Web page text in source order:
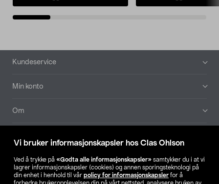
Vi bruker informasjonskapsler hos Clas Ohlson
Ved å trykke på «Godta alle informasjonskapsler» samtykker du i at vi
lagrer informasjonskapsler (cookies) og annen sporingsteknologi på
din enhet i henhold til vår policy for informasjonskapsler for å
Bunntekst
Kundeservice
Min konto
Om
Våre selskaper